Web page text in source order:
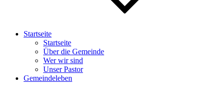
Startseite
Startseite
Über die Gemeinde
Wer wir sind
Unser Pastor
Gemeindeleben